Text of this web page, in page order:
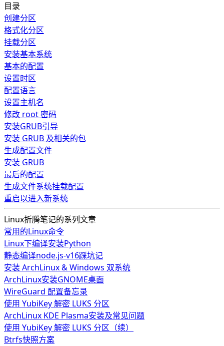
目录
创建分区
格式化分区
挂载分区
安装基本系统
基本的配置
设置时区
配置语言
设置主机名
修改 root 密码
安装GRUB引导
安装 GRUB 及相关的包
生成配置文件
安装 GRUB
最后的配置
生成文件系统挂载配置
重启以进入新系统
Linux折腾笔记的系列文章
常用的Linux命令
Linux下编译安装Python
静态编译node.js-v16踩坑记
安装 ArchLinux & Windows 双系统
ArchLinux安装GNOME桌面
WireGuard 配置备忘录
使用 YubiKey 解密 LUKS 分区
ArchLinux KDE Plasma安装及常见问题
使用 YubiKey 解密 LUKS 分区（续）
Btrfs快照方案